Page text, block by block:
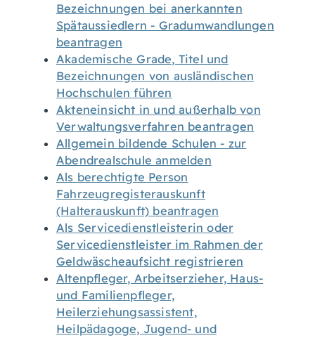
Bezeichnungen bei anerkannten
Spätaussiedlern - Gradumwandlungen
beantragen
Akademische Grade, Titel und
Bezeichnungen von ausländischen
Hochschulen führen
Akteneinsicht in und außerhalb von
Verwaltungsverfahren beantragen
Allgemein bildende Schulen - zur
Abendrealschule anmelden
Als berechtigte Person
Fahrzeugregisterauskunft
(Halterauskunft) beantragen
Als Servicedienstleisterin oder
Servicedienstleister im Rahmen der
Geldwäscheaufsicht registrieren
Altenpfleger, Arbeitserzieher, Haus-
und Familienpfleger,
Heilerziehungsassistent,
Heilpädagoge, Jugend- und